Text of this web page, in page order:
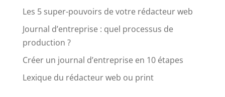
Les 5 super-pouvoirs de votre rédacteur web
Journal d’entreprise : quel processus de
production ?
Créer un journal d’entreprise en 10 étapes
Lexique du rédacteur web ou print